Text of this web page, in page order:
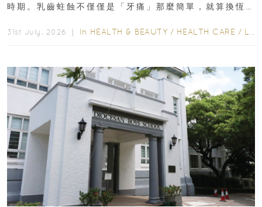
時期。乳齒蛀蝕不僅僅是「牙痛」那麼簡單，就算換恆
31st July, 2026 ｜ In HEALTH & BEAUTY / HEALTH CARE / LIFESTYLE